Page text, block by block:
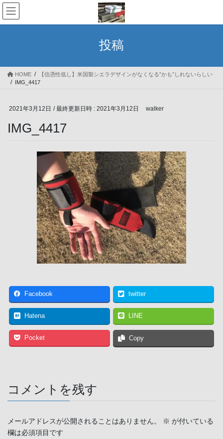
コ
ン
テ
ス
ナ
ビ
ゲ
ン
投稿
HOME
【信憑性低し】米国製シエラデザインがなくなる”かも”しれないらしい
IMG_4417
2021年3月12日 / 最終更新日時 : 2021年3月12日 walker
IMG_4417
Facebook twitter
Hatena LINE
Pocket Copy
コメントを残す
メールアドレスが公開されることはありません。 ※ が付いている
欄は必須項目です